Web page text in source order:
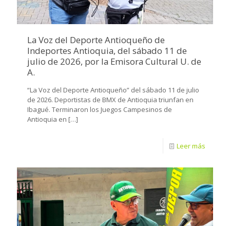
La Voz del Deporte Antioqueño de
Indeportes Antioquia, del sábado 11 de
julio de 2026, por la Emisora Cultural U. de
A.
“La Voz del Deporte Antioqueño” del sábado 11 de julio
de 2026. Deportistas de BMX de Antioquia triunfan en
Ibagué. Terminaron los Juegos Campesinos de
Antioquia en […]
Leer más